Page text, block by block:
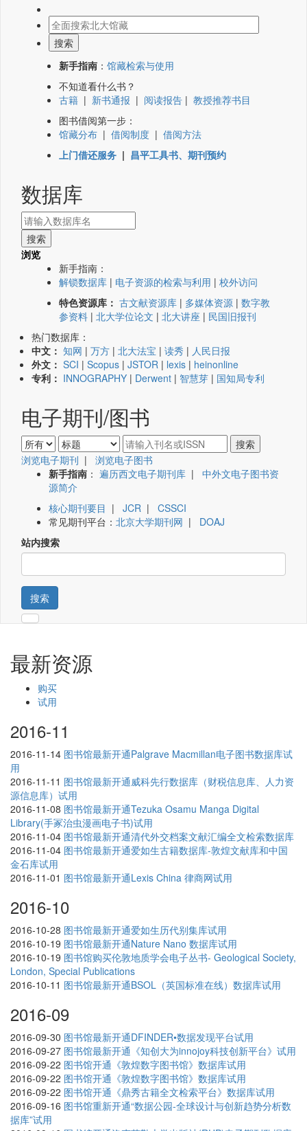
新手指南 ： 馆藏检索与使用
不知道看什么书？
古籍 | 新书通报 | 阅读报告 | 教授推荐书目
图书借阅第一步：
馆藏分布 | 借阅制度 | 借阅方法
上门借还服务 | 昌平工具书、期刊预约
数据库
浏览
新手指南：
解锁数据库 | 电子资源的检索与利用 | 校外访问
特色资源库： 古文献资源库 | 多媒体资源 | 数字教
参资料 | 北大学位论文 | 北大讲座 | 民国旧报刊
热门数据库：
中文： 知网 | 万方 | 北大法宝 | 读秀 | 人民日报
外文： SCI | Scopus | JSTOR | lexis | heinonline
专利： INNOGRAPHY | Derwent | 智慧芽 | 国知局专利
电子期刊/图书
浏览电子期刊 | 浏览电子图书
新手指南 ： 遍历西文电子期刊库 | 中外文电子图书资
源简介
核心期刊要目 | JCR | CSSCI
常见期刊平台： 北京大学期刊网 | DOAJ
站内搜索
搜索
最新资源
购买
试用
2016-11
2016-11-14 图书馆最新开通Palgrave Macmillan电子图书数据库试
用
2016-11-11 图书馆最新开通威科先行数据库（财税信息库、人力资
源信息库）试用
2016-11-08 图书馆最新开通Tezuka Osamu Manga Digital
Library(手冢治虫漫画电子书)试用
2016-11-04 图书馆最新开通清代外交档案文献汇编全文检索数据库
2016-11-04 图书馆最新开通爱如生古籍数据库-敦煌文献库和中国
金石库试用
2016-11-01 图书馆最新开通Lexis China 律商网试用
2016-10
2016-10-28 图书馆最新开通爱如生历代别集库试用
2016-10-19 图书馆最新开通Nature Nano 数据库试用
2016-10-19 图书馆购买伦敦地质学会电子丛书- Geological Society,
London, Special Publications
2016-10-11 图书馆最新开通BSOL（英国标准在线）数据库试用
2016-09
2016-09-30 图书馆最新开通DFINDER•数据发现平台试用
2016-09-27 图书馆最新开通《知创大为innojoy科技创新平台》试用
2016-09-22 图书馆开通《敦煌数字图书馆》数据库试用
2016-09-22 图书馆开通《敦煌数字图书馆》数据库试用
2016-09-22 图书馆开通《鼎秀古籍全文检索平台》数据库试用
2016-09-16 图书馆重新开通“数据公园-全球设计与创新趋势分析数
据库”试用